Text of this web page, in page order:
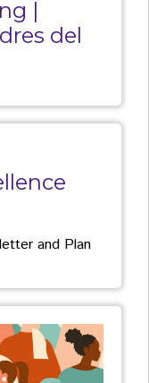
|
del
and Plan